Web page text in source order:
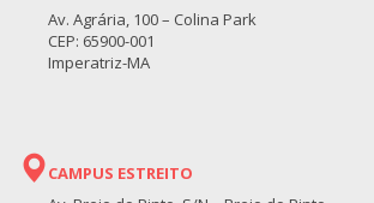
Av. Agrária, 100 – Colina Park
CEP: 65900-001
Imperatriz-MA
CAMPUS ESTREITO